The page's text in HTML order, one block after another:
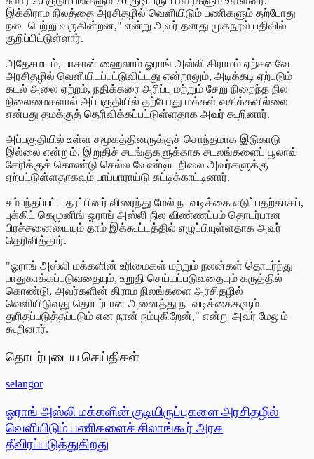
இக்கிராம நிலத்தை அரசிதழில் வெளியிடும் பணிகளும் தற்போது
நடைபெற்று வருகின்றன," என்று அவர் தனது முகநூல் பதிவில்
குறிப்பிட்டுள்ளார்.
அதேசமயம், பாகான் ஹைலாம் ஓராங் அஸ்லி கிராமம் ஏற்கனவே
அரசிதழில் வெளியிடப்பட்டுவிட்டது என்றாலும், அடிக்கடி ஏற்படும்
கடல் அலை ஏற்றம், நதிக்கரை அரிப்பு மற்றும் சேறு நிறைந்த நில
நிலைமைகளால் அப்பகுதியில் தற்போது மக்கள் வசிக்கவில்லை
என்பது தமக்குத் தெரிவிக்கப்பட்டுள்ளதாக அவர் கூறினார்.
அப்பகுதியில் உள்ள சமூகத்தினருக்குச் சொந்தமாக இடுகாடு
இல்லை என்றும், இறுதிச் சடங்குகளுக்காக சடலங்களைப் பூலாவ்
கேரிக்குக் கொண்டு செல்ல வேண்டிய நிலை அவர்களுக்கு
ஏற்பட்டுள்ளதாகவும் பாப்பாராய்டு சுட்டிக்காட்டினார்.
சம்பந்தப்பட்ட தரப்பினர் விரைந்து மேல் நடவடிக்கை எடுப்பதற்காகப்,
புக்கிட் கெமுனிங் ஓராங் அஸ்லி நில விண்ணப்பம் தொடர்பான
பிரச்சனையையும் தாம் இக்கூட்டத்தில் எழுப்பியுள்ளதாக அவர்
தெரிவித்தார்.
"ஓராங் அஸ்லி மக்களின் உரிமைகள் மற்றும் நலன்கள் தொடர்ந்து
பாதுகாக்கப்படுவதையும், உறுதி செய்யப்படுவதையும் கருத்தில்
கொண்டு, அவர்களின் கிராம நிலங்களை அரசிதழில்
வெளியிடுவது தொடர்பான அனைத்து நடவடிக்கைகளும்
துரிதப்படுத்தப்படும் என நான் நம்புகிறேன்," என்று அவர் மேலும்
கூறினார்.
தொடர்புடைய செய்திகள்
selangor
ஓராங் அஸ்லி மக்களின் குடியிருப்புகளை அரசிதழில்
வெளியிடும் பணிகளைச் சிலாங்கூர் அரசு
தீவிரப்படுத்துகிறது